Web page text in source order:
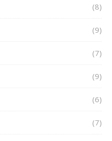
(8)
(9)
(7)
(9)
(6)
(7)